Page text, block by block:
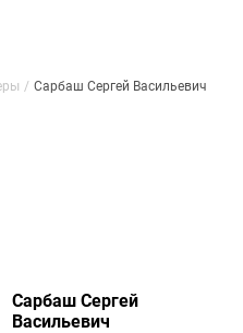
Сарбаш Сергей Васильевич
Сарбаш Сергей
Васильевич